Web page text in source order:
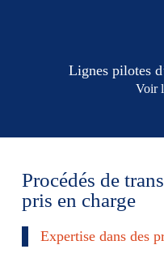
Lignes pilotes
Voir
Procédés de
pris en charge
Expertise dans des